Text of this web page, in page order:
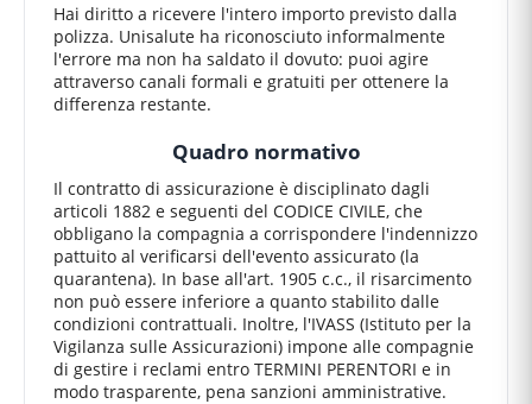
Hai diritto a ricevere l'intero importo previsto dalla
polizza. Unisalute ha riconosciuto informalmente
l'errore ma non ha saldato il dovuto: puoi agire
attraverso canali formali e gratuiti per ottenere la
differenza restante.
Quadro normativo
Il contratto di assicurazione è disciplinato dagli
articoli 1882 e seguenti del CODICE CIVILE, che
obbligano la compagnia a corrispondere l'indennizzo
pattuito al verificarsi dell'evento assicurato (la
quarantena). In base all'art. 1905 c.c., il risarcimento
non può essere inferiore a quanto stabilito dalle
condizioni contrattuali. Inoltre, l'IVASS (Istituto per la
Vigilanza sulle Assicurazioni) impone alle compagnie
di gestire i reclami entro TERMINI PERENTORI e in
modo trasparente, pena sanzioni amministrative.